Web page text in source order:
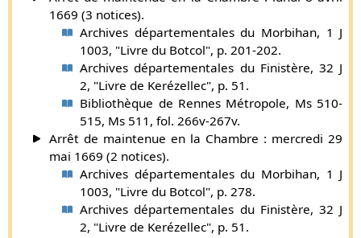
1669 (3 notices).
Archives départementales du Morbihan, 1 J
1003, "Livre du Botcol", p. 201-202.
Archives départementales du Finistère, 32 J
2, "Livre de Kerézellec", p. 51.
Bibliothèque de Rennes Métropole, Ms 510-
515, Ms 511, fol. 266v-267v.
Arrêt de maintenue en la Chambre : mercredi 29
mai 1669 (2 notices).
Archives départementales du Morbihan, 1 J
1003, "Livre du Botcol", p. 278.
Archives départementales du Finistère, 32 J
2, "Livre de Kerézellec", p. 51.